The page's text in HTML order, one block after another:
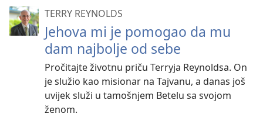
TERRY REYNOLDS
Jehova mi je pomogao da mu
dam najbolje od sebe
Pročitajte životnu priču Terryja Reynoldsa. On
je služio kao misionar na Tajvanu, a danas još
uvijek služi u tamošnjem Betelu sa svojom
ženom.